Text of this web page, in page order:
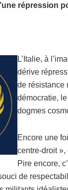
répression
L’Italie, à
dérive
de résistance
démocratie,
dogmes
Encore une
centre-droit
Pire encore,
de